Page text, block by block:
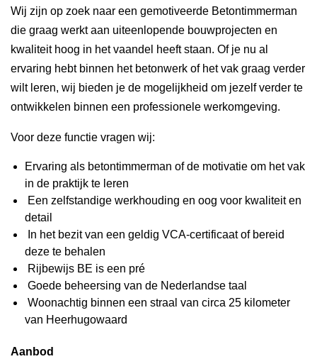
Wij zijn op zoek naar een gemotiveerde Betontimmerman
die graag werkt aan uiteenlopende bouwprojecten en
kwaliteit hoog in het vaandel heeft staan. Of je nu al
ervaring hebt binnen het betonwerk of het vak graag verder
wilt leren, wij bieden je de mogelijkheid om jezelf verder te
ontwikkelen binnen een professionele werkomgeving.
Voor deze functie vragen wij:
Ervaring als betontimmerman of de motivatie om het vak
in de praktijk te leren
Een zelfstandige werkhouding en oog voor kwaliteit en
detail
In het bezit van een geldig VCA-certificaat of bereid
deze te behalen
Rijbewijs BE is een pré
Goede beheersing van de Nederlandse taal
Woonachtig binnen een straal van circa 25 kilometer
van Heerhugowaard
Aanbod